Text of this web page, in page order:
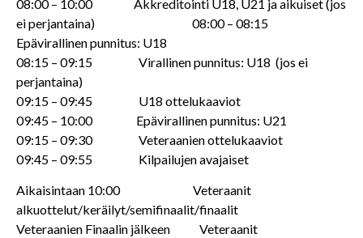
08:00 – 10:00 Akkreditointi U18, U21 ja aikuiset (jos
ei perjantaina) 08:00 – 08:15
Epävirallinen punnitus: U18
08:15 – 09:15 Virallinen punnitus: U18 (jos ei
perjantaina)
09:15 – 09:45 U18 ottelukaaviot
09:45 – 10:00 Epävirallinen punnitus: U21
09:15 – 09:30 Veteraanien ottelukaaviot
09:45 – 09:55 Kilpailujen avajaiset
Aikaisintaan 10:00 Veteraanit
alkuottelut/keräilyt/semifinaalit/finaalit
Veteraanien Finaalin jälkeen Veteraanit